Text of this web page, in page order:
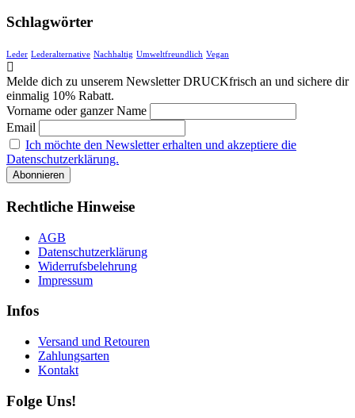
Schlagwörter
Leder Lederalternative Nachhaltig Umweltfreundlich Vegan
Melde dich zu unserem Newsletter DRUCKfrisch an und sichere dir
einmalig 10% Rabatt.
Vorname oder ganzer Name
Email
Ich möchte den Newsletter erhalten und akzeptiere die
Datenschutzerklärung.
Rechtliche Hinweise
AGB
Datenschutzerklärung
Widerrufsbelehrung
Impressum
Infos
Versand und Retouren
Zahlungsarten
Kontakt
Folge Uns!